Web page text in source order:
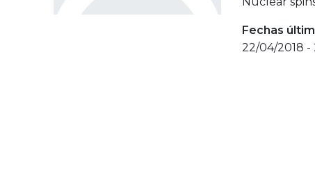
Fechas
22/04/2018 -